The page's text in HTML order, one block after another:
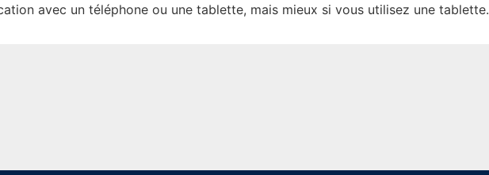
avec un téléphone ou une tablette, mais mieux si vous utilisez une tablette.